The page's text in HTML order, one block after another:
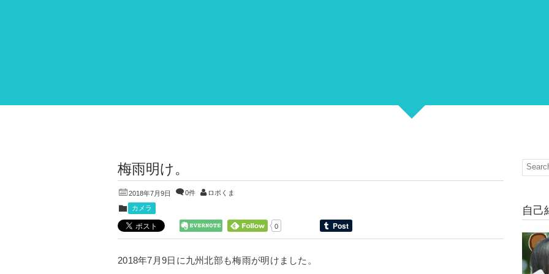
梅雨明け。
2018年7月9日 0件 ロボくま
カメラ
0
2018年7月9日に九州北部も梅雨が明けました。
自己